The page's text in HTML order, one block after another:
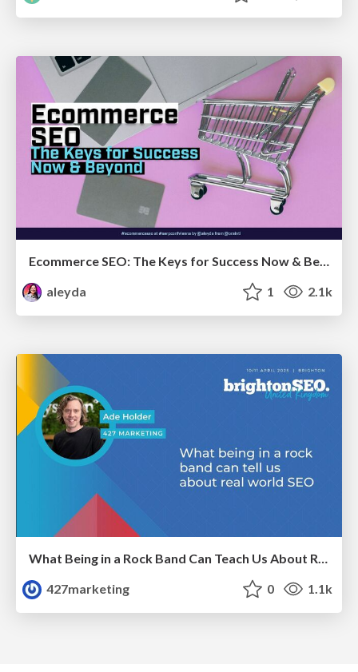
aleyda
1 2.1k
What Being in a Rock Band Can Teach Us About Real World SEO
427marketing
0 1.1k